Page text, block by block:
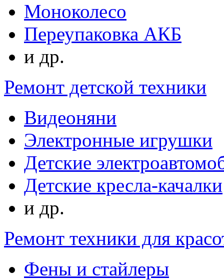
Моноколесо
Переупаковка АКБ
и др.
Ремонт детской техники
Видеоняни
Электронные игрушки
Детские
Детские кресла-качалки
и др.
Ремонт техники для
Фены и стайлеры